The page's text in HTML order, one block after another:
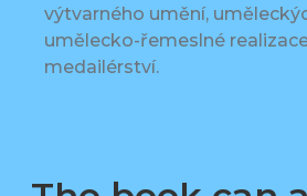
výtvarného umění,
umělecko-řemeslné
medailérství.